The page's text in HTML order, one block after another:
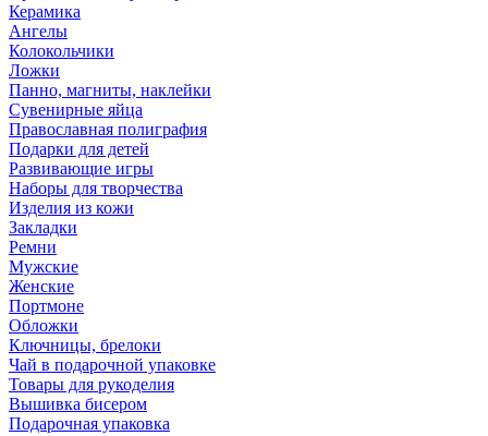
Керамика
Ангелы
Колокольчики
Ложки
Панно, магниты, наклейки
Сувенирные яйца
Православная полиграфия
Подарки для детей
Развивающие игры
Наборы для творчества
Изделия из кожи
Закладки
Ремни
Мужские
Женские
Портмоне
Обложки
Ключницы, брелоки
Чай в подарочной упаковке
Товары для рукоделия
Вышивка бисером
Подарочная упаковка